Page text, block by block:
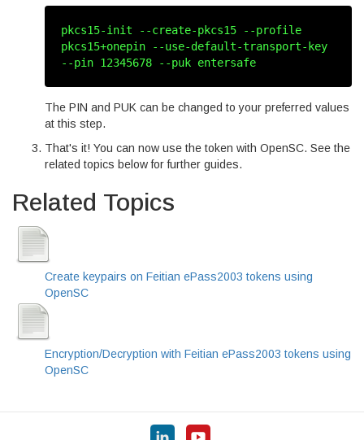
pkcs15‑init ‑‑create‑pkcs15 ‑‑profile
pkcs15+onepin ‑‑use‑default‑transport‑key
‑‑pin 12345678 ‑‑puk entersafe
The PIN and PUK can be changed to your preferred values
at this step.
That's it! You can now use the token with OpenSC. See the
related topics below for further guides.
Related Topics
Create keypairs on Feitian ePass2003 tokens using
OpenSC
Encryption/Decryption with Feitian ePass2003 tokens using
OpenSC